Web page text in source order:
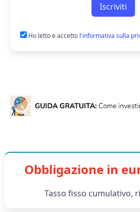
Iscriviti
Ho letto e accetto l'informativa sulla
Obbligazione in
Tasso fisso cumulativo,